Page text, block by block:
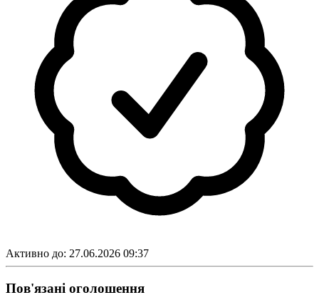
Активно до: 27.06.2026 09:37
Пов'язані оголошення